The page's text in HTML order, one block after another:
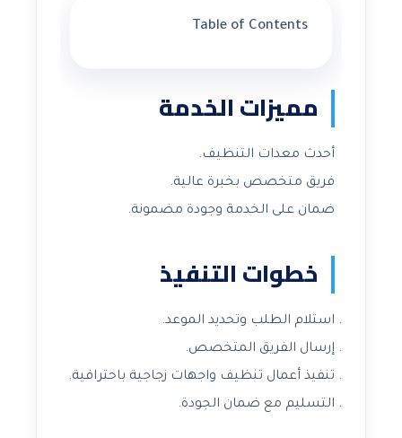
Table of Contents
مميزات الخدمة
أحدث معدات التنظيف.
فريق متخصص بخبرة عالية.
ضمان على الخدمة وجودة مضمونة.
خطوات التنفيذ
استلام الطلب وتحديد الموعد.
إرسال الفريق المتخصص.
تنفيذ أعمال تنظيف واجهات زجاجية باحترافية.
التسليم مع ضمان الجودة.